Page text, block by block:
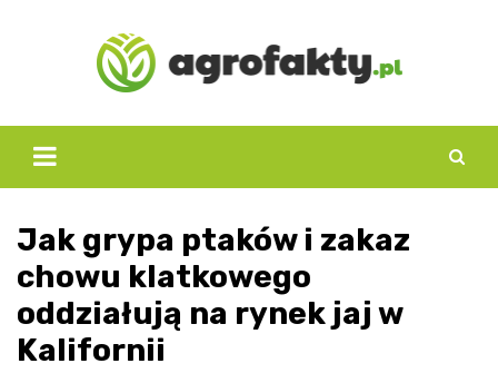
Jak grypa ptaków i zakaz
chowu klatkowego
oddziałują na rynek jaj w
Kalifornii